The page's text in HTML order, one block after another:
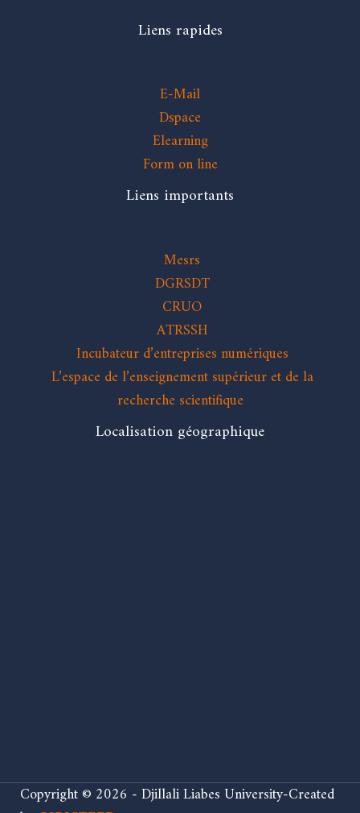
Liens rapides
E-Mail
Dspace
Elearning
Form on line
Liens importants
Mesrs
DGRSDT
CRUO
ATRSSH
Incubateur d’entreprises numériques
L’espace de l’enseignement supérieur et de la
recherche scientifique
Localisation géographique
Copyright © 2026 - Djillali Liabes University-Created